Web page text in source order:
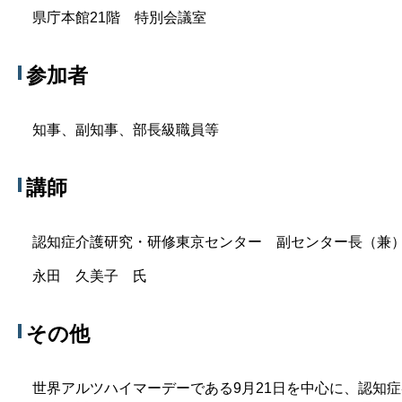
県庁本館21階 特別会議室
参加者
知事、副知事、部長級職員等
講師
認知症介護研究・研修東京センター 副センター長（兼
永田 久美子 氏
その他
世界アルツハイマーデーである9月21日を中心に、認知